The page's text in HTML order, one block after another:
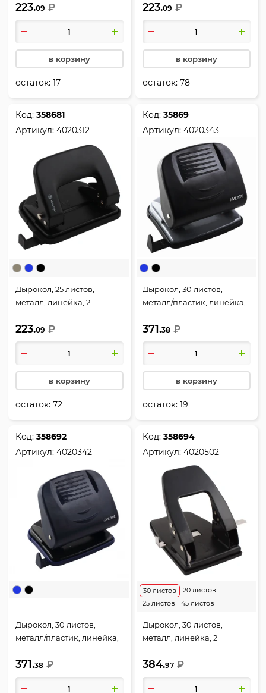
цвет серый, Attomex,
4020310
223.09 ₽
в корзину
остаток:17
цвет синий, Attomex,
4020311
223.09 ₽
в корзину
остаток:78
Код:358681
Артикул:4020312
Дырокол, 25 листов,
металл, линейка, 2
цвет черный, Attomex,
4020312
223.09 ₽
в корзину
остаток:72
Код:35869
Артикул:4020343
Дырокол, 30 листов,
металл/пластик, линейка,
цвет черный, Stripe,
deVENTE, 4020343
371.38 ₽
в корзину
остаток:19
Код:358692
Артикул:4020342
Дырокол, 30 листов,
металл/пластик, линейка,
цвет синий, deVENTE,
4020342
371.38 ₽
Код:358694
Артикул:4020502
20 листов
25 листов
30 листов
45 листов
Дырокол, 30 листов,
металл, линейка, 2
цвет черный, Attomex,
4020502
384.97 ₽